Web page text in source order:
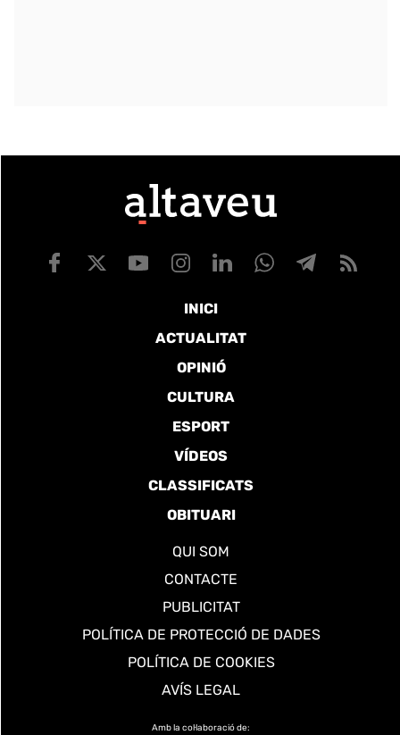
INICI
ACTUALITAT
OPINIÓ
CULTURA
ESPORT
VÍDEOS
CLASSIFICATS
OBITUARI
QUI SOM
CONTACTE
PUBLICITAT
POLÍTICA DE PROTECCIÓ DE DADES
POLÍTICA DE COOKIES
AVÍS LEGAL
Amb la col·laboració de: